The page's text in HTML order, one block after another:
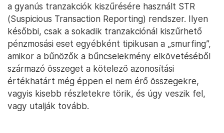
a gyanús tranzakciók kiszűrésére használt STR
(Suspicious Transaction Reporting) rendszer. Ilyen
későbbi, csak a sokadik tranzakciónál kiszűrhető
pénzmosási eset egyébként tipikusan a „smurfing”,
amikor a bűnözők a bűncselekmény elkövetéséből
származó összeget a kötelező azonosítási
értékhatárt még éppen el nem érő összegekre,
vagyis kisebb részletekre törik, és úgy veszik fel,
vagy utalják tovább.